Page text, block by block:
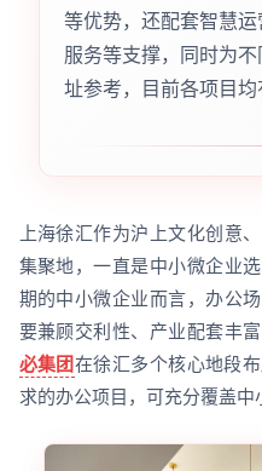
等优势，还配套智慧
服务等支撑，同时为
址参考，目前各项目均
上海徐汇作为沪上文化创意
集聚地，一直是中小微企业
期的中小微企业而言，办公
要兼顾交利性、产业配套丰
必集团在徐汇多个核心地段
求的办公项目，可充分覆盖中